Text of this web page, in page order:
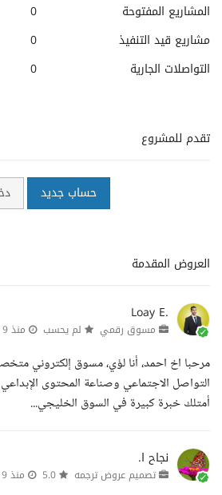
المشاريع المفتوحة
0
مشاريع قيد التنفيذ
0
التواصلات الجارية
0
تقدم للمشروع
حساب جديد
العروض المقدمة
Loay E.
مسوق رقمي لم يحسب منذ 9 أشهر
مرحبا اخ احمد، أنا لؤي، مسوق إلكتروني
التواصل الاجتماعي وصناعة المحتوى
أمتلك خبرة كبيرة في السوق الخليجي...
نجاح ا.
تصميم عروض ترجمه منذ 9 أشهر